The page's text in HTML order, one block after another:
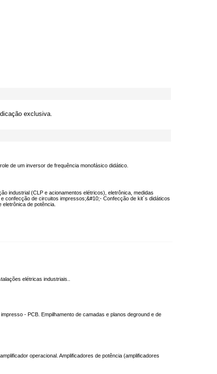
exclusiva.
de um inversor de frequência monofásico didático.
industrial (CLP e acionamentos elétricos), eletrônica, medidas
confecção de circuitos impressos;&#10;- Confecção de kit´s didáticos
de potência.
elétricas industriais..
- PCB. Empilhamento de camadas e planos deground e de
operacional. Amplificadores de potência (amplificadores